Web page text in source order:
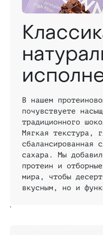
В нашем
почувствуете
традиционного
Мягкая текстура,
сбалансированная
сахара. Мы
протеин и
мира, чтобы
вкусным, но и
1